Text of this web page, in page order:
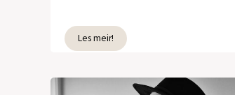
Les meir!